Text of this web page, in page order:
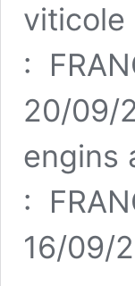
viticole
:
20/09/
engins
:
16/09/